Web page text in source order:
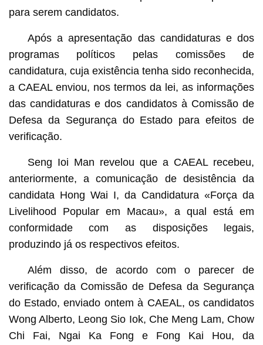
para serem candidatos.
Após a apresentação das candidaturas e dos
programas políticos pelas comissões de
candidatura, cuja existência tenha sido reconhecida,
a CAEAL enviou, nos termos da lei, as informações
das candidaturas e dos candidatos à Comissão de
Defesa da Segurança do Estado para efeitos de
verificação.
Seng Ioi Man revelou que a CAEAL recebeu,
anteriormente, a comunicação de desistência da
candidata Hong Wai I, da Candidatura «Força da
Livelihood Popular em Macau», a qual está em
conformidade com as disposições legais,
produzindo já os respectivos efeitos.
Além disso, de acordo com o parecer de
verificação da Comissão de Defesa da Segurança
do Estado, enviado ontem à CAEAL, os candidatos
Wong Alberto, Leong Sio Iok, Che Meng Lam, Chow
Chi Fai, Ngai Ka Fong e Fong Kai Hou, da